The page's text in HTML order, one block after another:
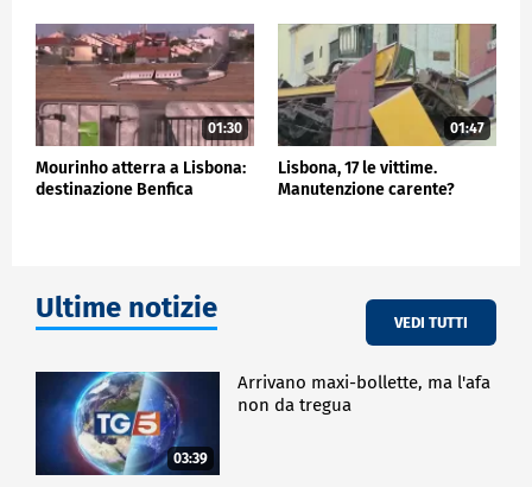
"Quando non si perde tempo a lamentarsi della
realtà, ma ci si preoccupa di andare incontro ai
bisogni concreti, con gioia e fiducia nella
Provvidenza - ha detto - accadono cose
meravigliose".
Al termine, Papa Francesco ha voluto visitare la
Chiesa parrocchiale, gremita di gente, per pregare
qualche istante davanti alla statuta della Madonna
ESTERI
01:30
Mourinho atterra a Lisbona:
destinazione Benfica
01:47
Lisbona, 17 le vittime.
Manutenzione carente?
Ultime notizie VEDI TUTTI
03:39
Arrivano maxi-bollette, ma l'afa
non da tregua